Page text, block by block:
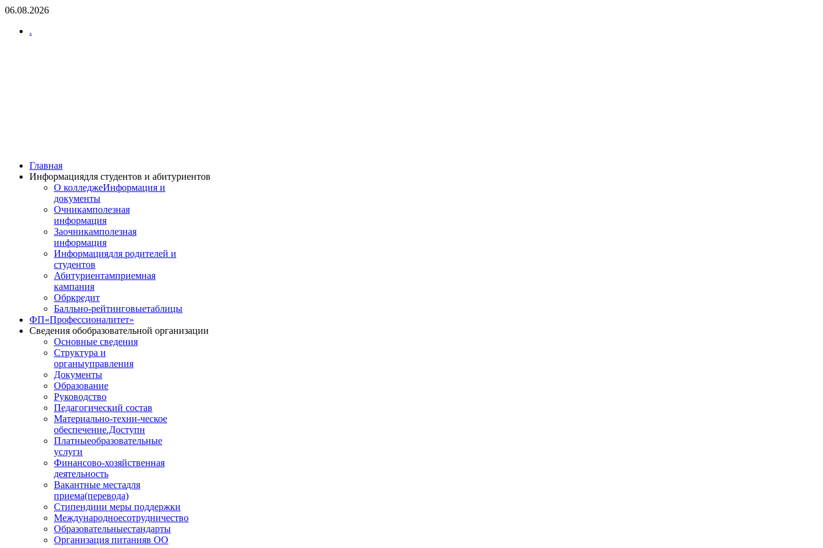
06.08.2026
.
Главная
Информациядля студентов и абитуриентов
О колледжеИнформация и
документы
Очникамполезная
информация
Заочникамполезная
информация
Информациядля родителей и
студентов
Абитуриентамприемная
кампания
Обркредит
Балльно-рейтинговыетаблицы
ФП«Профессионалитет»
Сведения обобразовательной организации
Основные сведения
Структура и
органыуправления
Документы
Образование
Руководство
Педагогический состав
Материально-техни-ческое
обеспечение.Доступн
Платныеобразовательные
услуги
Финансово-хозяйственная
деятельность
Вакантные местадля
приема(перевода)
Стипендиии меры поддержки
Международноесотрудничество
Образовательныестандарты
Организация питанияв ОО